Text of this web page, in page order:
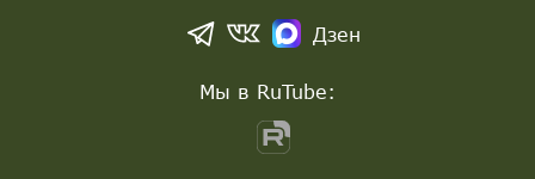
Дзен
Мы в RuTube: